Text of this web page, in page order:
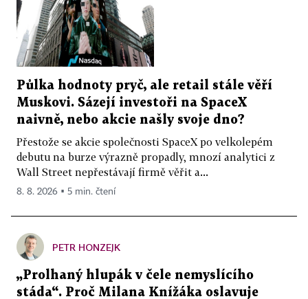
Půlka hodnoty pryč, ale retail stále věří
Muskovi. Sázejí investoři na SpaceX
naivně, nebo akcie našly svoje dno?
Přestože se akcie společnosti SpaceX po velkolepém
debutu na burze výrazně propadly, mnozí analytici z
Wall Street nepřestávají firmě věřit a...
8. 8. 2026 ▪ 5 min. čtení
PETR HONZEJK
„Prolhaný hlupák v čele nemyslícího
stáda“. Proč Milana Knížáka oslavuje